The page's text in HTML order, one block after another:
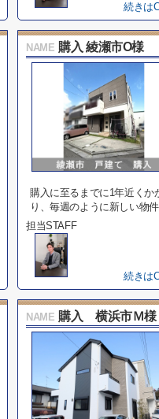
続きは
NAME 購入 綾瀬市O様
購入に至るまでに1年近くか
り、毎週のように新しい物
担当STAFF
続きは
NAME 購入 横浜市Ｍ様